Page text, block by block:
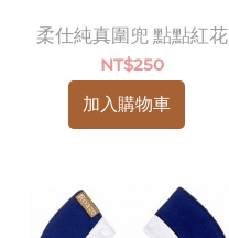
柔仕純真圍兜 點點紅花
NT$250
加入購物車